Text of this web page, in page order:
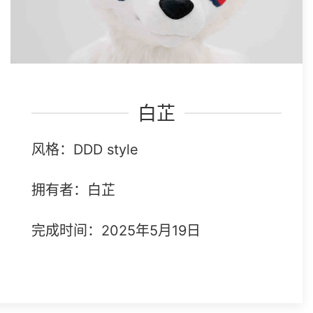
白芷
风格：DDD style
拥有者：白芷
完成时间：2025年5月19日